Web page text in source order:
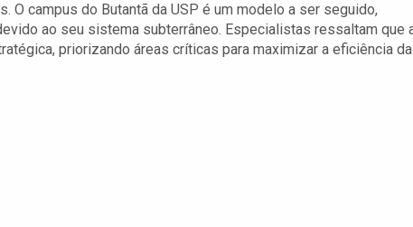
campus do Butantã da USP é um modelo a ser seguido,
ao seu sistema subterrâneo. Especialistas ressaltam que
priorizando áreas críticas para maximizar a eficiência da